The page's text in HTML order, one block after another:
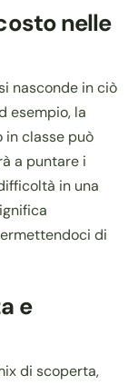
nelle
nasconde in ciò
esempio, la
in classe può
a puntare i
in una
di
e
di scoperta,